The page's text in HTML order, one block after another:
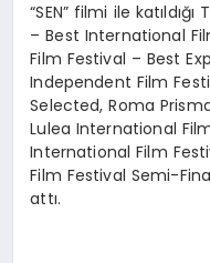
“SEN” filmi ile
– Best International
Film Festival – Best
Independent Film
Selected, Roma
Lulea International
International Film
Film Festival Semi-
attı.